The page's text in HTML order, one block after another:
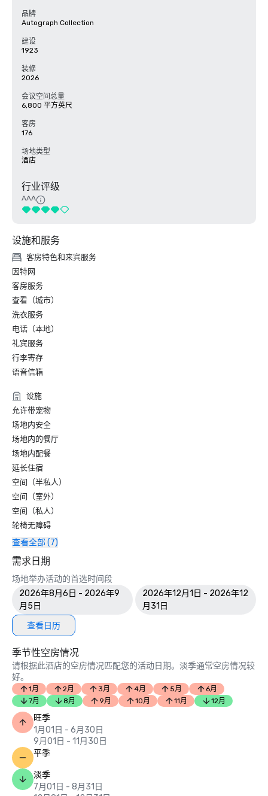
品牌
Autograph Collection
建设
1923
装修
2026
会议空间总量
6,800 平方英尺
客房
176
场地类型
酒店
行业评级
AAA
设施和服务
客房特色和来宾服务
因特网
客房服务
查看（城市）
洗衣服务
电话（本地）
礼宾服务
行李寄存
语音信箱
设施
允许带宠物
场地内安全
场地内的餐厅
场地内配餐
延长住宿
空间（半私人）
空间（室外）
空间（私人）
轮椅无障碍
查看全部 (7)
需求日期
场地举办活动的首选时间段
2026年8月6日 - 2026年9
月5日
2026年12月1日 - 2026年12
月31日
查看日历
季节性空房情况
请根据此酒店的空房情况匹配您的活动日期。淡季通常空房情况较
好。
1月 2月 3月 4月 5月
6月
7月
8月 9月 10月 11月 12月
旺季
1月01日 - 6月30日
9月01日 - 11月30日
平季
淡季
7月01日 - 8月31日